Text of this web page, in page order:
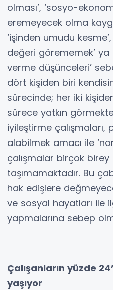
olması’, ‘sosyo-
eremeyecek olma
‘işinden umudu
değeri görememek’
verme düşünceleri’
dört kişiden biri
sürecinde; her iki
sürece yatkın
iyileştirme
alabilmek amacı ile
çalışmalar birçok
taşımamaktadır. Bu
hak edişlere
ve sosyal hayatları ile
yapmalarına sebep
Çalışanların yüzde
yaşıyor